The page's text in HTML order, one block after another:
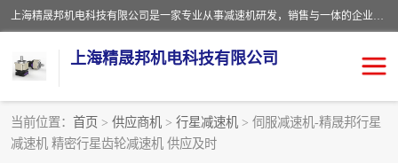
上海精晟邦机电科技有限公司是一家专业从事减速机研发，销售与一体的企业。公司拥有资深技术人员和技术团队服务人才，致力于为广大客户提供专业，细致的产品服务。主营产品有：中型减速电机，微型调速电机，精密行星减速机，蜗轮蜗杆减速机，RFKS四大系列减速机，SKM双曲面齿轮减速机，齿轮减速电机，行星减速机，防爆电机，变频器等系列；产品广泛用于汽车，船舶，能源，环保，包装，物流等领域，欢迎咨询。
上海精晟邦机电科技有限公司
当前位置： 首页 > 供应商机 > 行星减速机 > 伺服减速机-精晟邦行星
减速机 精密行星齿轮减速机 供应及时
减速电机